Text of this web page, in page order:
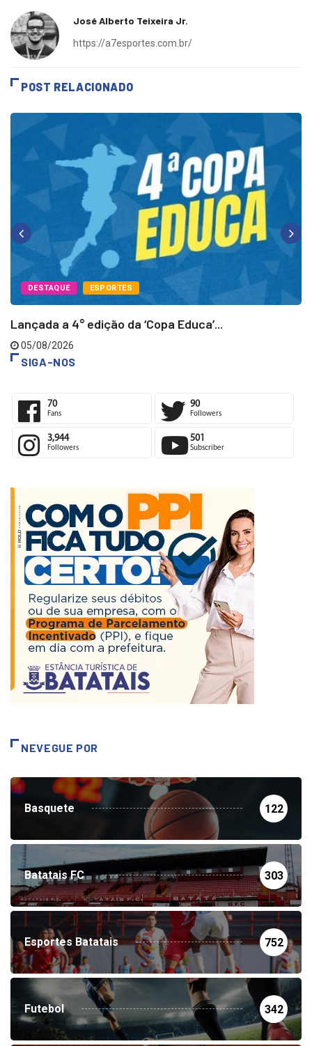
José Alberto Teixeira Jr.
https://a7esportes.com.br/
POST RELACIONADO
DESTAQUE ESPORTES
Lançada a 4° edição da ‘Copa Educa’...
05/08/2026
SIGA-NOS
70 90
3,944 501
NEVEGUE POR
Basquete 122
Batatais FC 303
Esportes Batatais 752
Futebol 342